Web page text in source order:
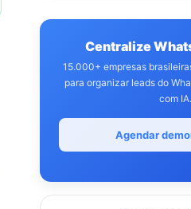
Centralize
15.000+ empresas
para organizar leads do
com IA.
Agendar